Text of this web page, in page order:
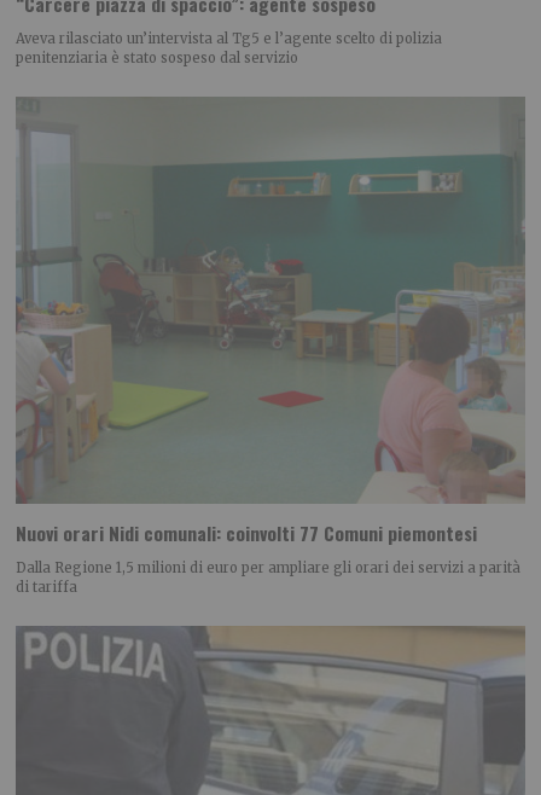
Aveva rilasciato un’intervista al Tg5 e l’agente scelto di polizia
penitenziaria è stato sospeso dal servizio
Nuovi orari Nidi comunali: coinvolti 77 Comuni piemontesi
Dalla Regione 1,5 milioni di euro per ampliare gli orari dei servizi a parità
di tariffa